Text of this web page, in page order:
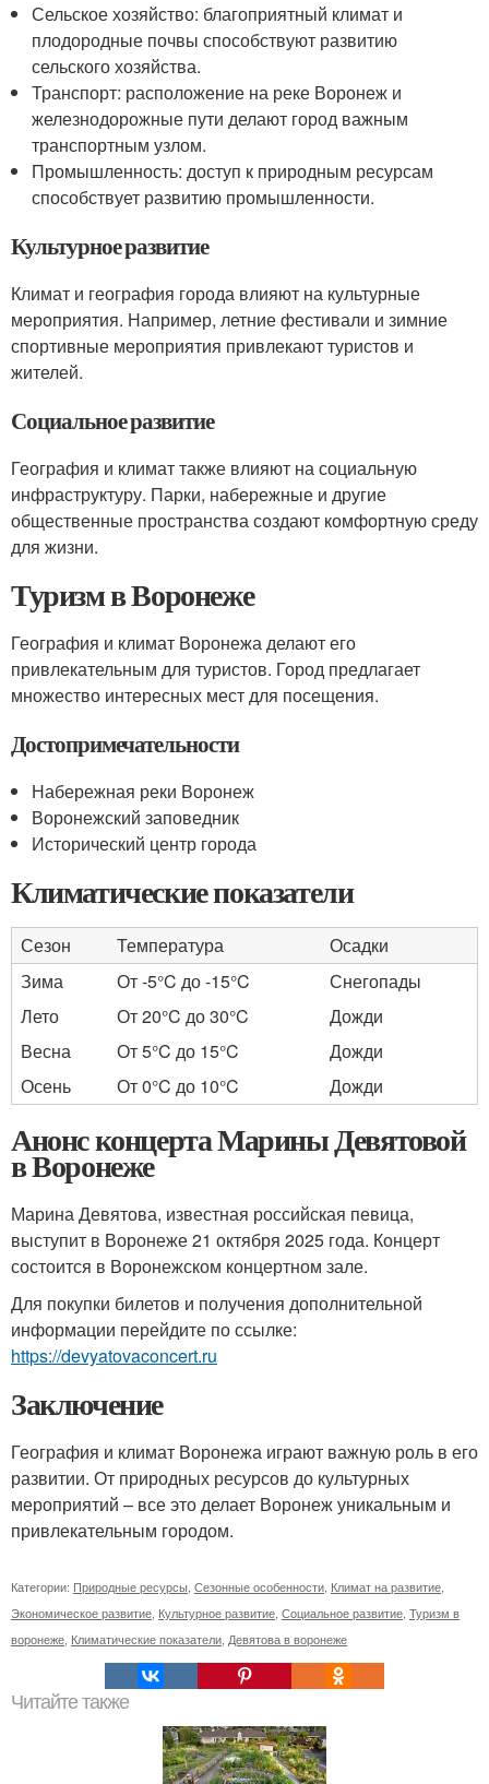
Сельское хозяйство: благоприятный климат и
плодородные почвы способствуют развитию
сельского хозяйства.
Транспорт: расположение на реке Воронеж и
железнодорожные пути делают город важным
транспортным узлом.
Промышленность: доступ к природным ресурсам
способствует развитию промышленности.
Культурное развитие
Климат и география города влияют на культурные
мероприятия. Например, летние фестивали и зимние
спортивные мероприятия привлекают туристов и
жителей.
Социальное развитие
География и климат также влияют на социальную
инфраструктуру. Парки, набережные и другие
общественные пространства создают комфортную среду
для жизни.
Туризм в Воронеже
География и климат Воронежа делают его
привлекательным для туристов. Город предлагает
множество интересных мест для посещения.
Достопримечательности
Набережная реки Воронеж
Воронежский заповедник
Исторический центр города
Климатические показатели
Сезон Температура
Осадки
Зима
От -5°C до -15°C
Снегопады
Лето
От 20°C до 30°C
Дожди
Весна
От 5°C до 15°C
Дожди
Осень
От 0°C до 10°C Дожди
Анонс концерта Марины Девятовой
в Воронеже
Марина Девятова, известная российская певица,
выступит в Воронеже 21 октября 2025 года. Концерт
состоится в Воронежском концертном зале.
Для покупки билетов и получения дополнительной
информации перейдите по ссылке:
https://devyatovaconcert.ru
Заключение
География и климат Воронежа играют важную роль в его
развитии. От природных ресурсов до культурных
мероприятий – все это делает Воронеж уникальным и
привлекательным городом.
Категории: Природные ресурсы Сезонные особенности Климат на развитие
Экономическое развитие Культурное развитие Социальное развитие Туризм в
воронеже Климатические показатели Девятова в воронеже
Читайте также